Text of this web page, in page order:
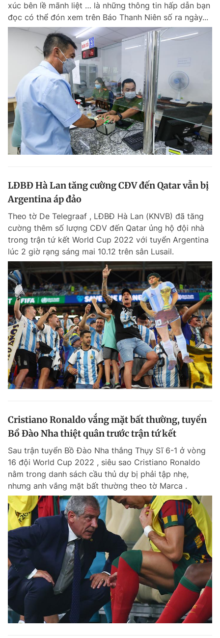
Đọc Thanh Niên trên điện thoại
Theo dõi báo trên
Hotline
0906 645 777
Liên hệ quảng cáo
0908 780 404
Phó tổng biên tập thường trực: Hải Thành
Phó tổng biên tập: Lâm Hiếu Dũng
Phó tổng biên tập: Trần Việt Hưng
Tổng thư ký tòa soạn: Đức Trung
Giấy phép xuất bản số 110/GP - BTTTT cấp ngày 24.3.2020
© 2003-2026 Bản quyền thuộc về Báo Thanh Niên. Cấm sao chép
dưới mọi hình thức nếu không có sự chấp thuận bằng văn bản.
Phát triển bởi ePi Technologies, JSC.
xúc bên lề mãnh liệt … là những thông tin hấp dẫn bạn
đọc có thể đón xem trên Báo Thanh Niên số ra ngày...
LĐBĐ Hà Lan tăng cường CĐV đến Qatar vẫn bị
Argentina áp đảo
Theo tờ De Telegraaf , LĐBĐ Hà Lan (KNVB) đã tăng
cường thêm số lượng CĐV đến Qatar ủng hộ đội nhà
trong trận tứ kết World Cup 2022 với tuyển Argentina
lúc 2 giờ rạng sáng mai 10.12 trên sân Lusail.
Cristiano Ronaldo vắng mặt bất thường, tuyển
Bồ Đào Nha thiệt quân trước trận tứ kết
Sau trận tuyển Bồ Đào Nha thắng Thụy Sĩ 6-1 ở vòng
16 đội World Cup 2022 , siêu sao Cristiano Ronaldo
nằm trong danh sách cầu thủ dự bị phải tập nhẹ,
nhưng anh vắng mặt bất thường theo tờ Marca .